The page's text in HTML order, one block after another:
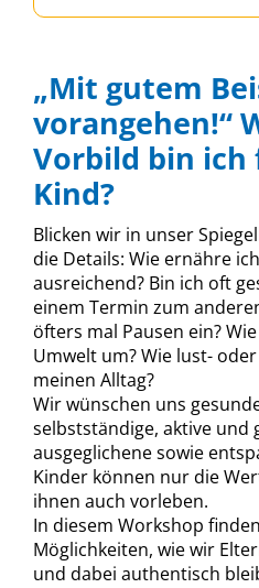
„Mit gutem
vorangehen!“
Vorbild bin ich
Kind?
Blicken wir in unser
die Details: Wie ernähre
ausreichend? Bin ich oft
einem Termin zum
öfters mal Pausen ein?
Umwelt um? Wie lust-
meinen Alltag?
Wir wünschen uns
selbstständige, aktive und
ausgeglichene sowie
Kinder können nur die
ihnen auch vorleben.
In diesem Workshop
Möglichkeiten, wie wir
und dabei authentisch